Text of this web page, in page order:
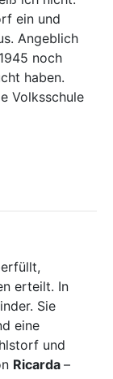
ein und
Angeblich
noch
haben.
Volksschule
erteilt. In
Sie
eine
und
Ricarda –